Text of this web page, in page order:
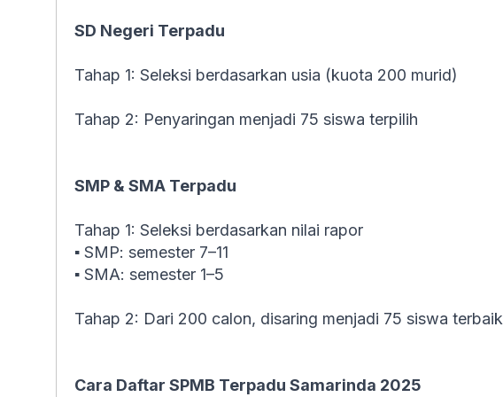
SD Negeri Terpadu
Tahap 1: Seleksi berdasarkan usia (kuota 200 murid)
Tahap 2: Penyaringan menjadi 75 siswa terpilih
SMP & SMA Terpadu
Tahap 1: Seleksi berdasarkan nilai rapor
▪ SMP: semester 7–11
▪ SMA: semester 1–5
Tahap 2: Dari 200 calon, disaring menjadi 75 siswa terbaik
Cara Daftar SPMB Terpadu Samarinda 2025